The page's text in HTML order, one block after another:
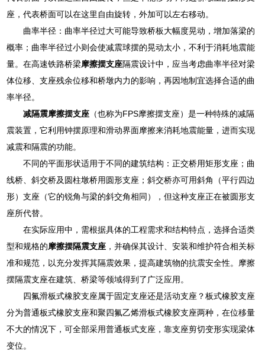
座，代表桥面可以在这里自由旋转，外加可以左右移动。
曲率半径：曲率半径过大可能导致桥板大幅度晃动，增加落梁的
概率；曲率半径过小则会使减震球摆的晃动太小，不利于消耗地震能
量。在高速铁路桥梁摩擦摆支座隔震设计中，应当考虑曲率半径对梁
体位移、支座残余位移和桥墩内力的影响，再因地制宜选择合适的曲
率半径。
减隔震摩擦摆支座 （也称为FPS摩擦摆支座）是一种特殊的减隔
震装置，它利用钟摆原理和滑动界面摩擦来消耗地震能量，进而实现
减震和隔震的功能。
不同的平面形状适用于不同的建筑结构：正交桥用矩形支座；曲
线桥、斜交桥及圆柱墩桥用圆形支座；斜交桥亦可用斜角（平行四边
形）支座（它的锐角与梁的斜交角相同），但这种支座正在被圆形支
座所代替。
在实际应用中，需根据具体的工程需求和结构特点，选择合适类
型和规格的摩擦摆隔震支座 ，并确保其设计、安装和维护符合相关标
准和规范，以充分发挥其隔震效果，提高建筑物的抗震安全性。摩擦
摆隔震支座在建筑、桥梁等领域得到了广泛应用。
四氟滑板式橡胶支座属于固定支座还是活动支座？板式橡胶支座
分为普通板式橡胶支座和聚四氟乙烯滑板式橡胶支座两种，在位移量
不大的情况下，可全部采用普通板式支座，靠支座剪切变形实现梁体
变位。